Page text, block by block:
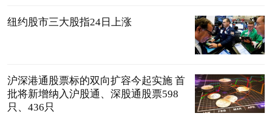
纽约股市三大股指24日上涨
沪深港通股票标的双向扩容今起实施 首
批将新增纳入沪股通、深股通股票598
只、436只